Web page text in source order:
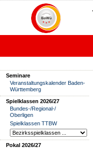
Seminare
Veranstaltungskalender Baden-
Württemberg
Spielklassen 2026/27
Bundes-/Regional-/
Oberligen
Spielklassen TTBW
Pokal 2026/27